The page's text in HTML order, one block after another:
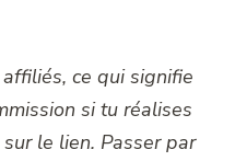
ce qui signifie
si tu réalises
le lien. Passer par